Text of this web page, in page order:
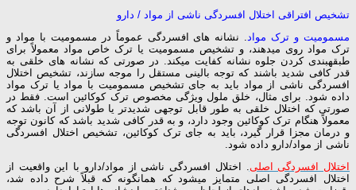
تشخیص افتراقی اختلال افسردگی ناشی از مواد / دارو
مسمومیت و ترک مواد. نشانه­ های افسردگی عموماً در مسمومیت با مواد و
ترک مواد روی می­دهند، و تشخیص مسمومیت یا ترک خاص مواد معمولاً برای
طبقه­بندی کردن جلوه نشانه کفایت می­کند. در صورتی که نشانه­ های خلقی به
قدر کافی شدید باشند که توجه بالینی مستقل را موجه سازند، تشخیص اختلال
افسردگی ناشی از مواد باید به جای تشخیص مسمومیت با مواد یا ترک مواد
داده شود. برای مثال، خلق ملول ویژگی مخصوص ترک کوکائین است. فقط در
صورتی که اختلال خلقی به طور قابل توجهی شدیدتر یا طولانی از آن باشد که
معمولاً هنگام ترک کوکائین وجود دارد، و به قدر کافی شدید باشد که کانون توجه
و درمان مجزا قرار گیرد، باید به جای ترک کوکائین، تشخیص اختلال افسردگی
ناشی از مواد/دارو داده شود.
اختلال افسردگی اصلی . اختلال افسردگی ناشی از مواد/دارو با این واقعیت از
اختلال افسردگی اصلی متمایز می­شود که همان­گونه که قبلاً شرح داده شد،